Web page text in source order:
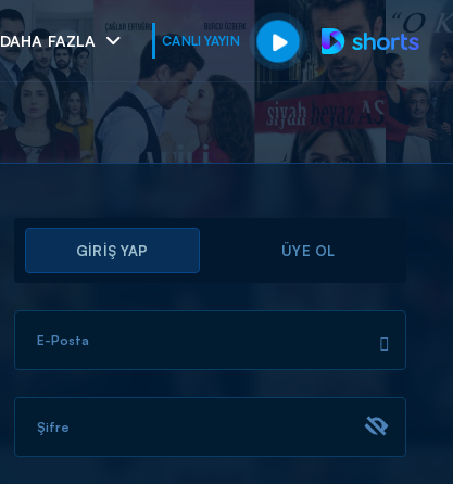
DAHA FAZLA CANLI YAYIN
GİRİŞ YAP ÜYE OL
E-Posta
Şifre